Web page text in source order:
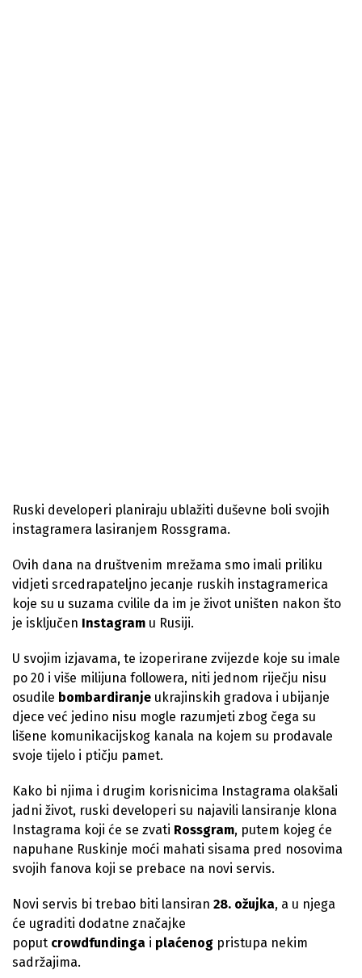
Ruski developeri planiraju ublažiti duševne boli svojih
instagramera lasiranjem Rossgrama.
Ovih dana na društvenim mrežama smo imali priliku
vidjeti srcedrapateljno jecanje ruskih instagramerica
koje su u suzama cvilile da im je život uništen nakon što
je isključen Instagram u Rusiji.
U svojim izjavama, te izoperirane zvijezde koje su imale
po 20 i više milijuna followera, niti jednom riječju nisu
osudile bombardiranje ukrajinskih gradova i ubijanje
djece već jedino nisu mogle razumjeti zbog čega su
lišene komunikacijskog kanala na kojem su prodavale
svoje tijelo i ptičju pamet.
Kako bi njima i drugim korisnicima Instagrama olakšali
jadni život, ruski developeri su najavili lansiranje klona
Instagrama koji će se zvati Rossgram, putem kojeg će
napuhane Ruskinje moći mahati sisama pred nosovima
svojih fanova koji se prebace na novi servis.
Novi servis bi trebao biti lansiran 28. ožujka, a u njega
će ugraditi dodatne značajke
poput crowdfundinga i plaćenog pristupa nekim
sadržajima.